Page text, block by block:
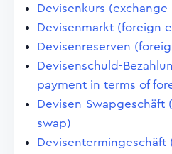
Devisenkurs (exchange
Devisenmarkt (foreign
Devisenreserven
Devisenschuld-
payment in terms of
Devisen-Swapgeschäft
swap)
Devisentermingeschäft